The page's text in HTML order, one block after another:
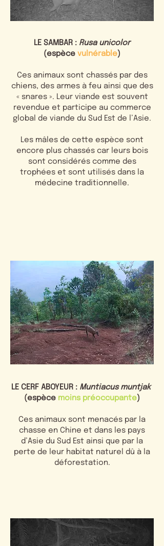
LE SAMBAR : Rusa unicolor
(espèce vulnérable)
Ces animaux sont chassés par des
chiens, des armes à feu ainsi que des
« snares ». Leur viande est souvent
revendue et participe au commerce
global de viande du Sud Est de l’Asie.
Les mâles de cette espèce sont
encore plus chassés car leurs bois
sont considérés comme des
trophées et sont utilisés dans la
médecine traditionnelle.
LE CERF ABOYEUR : Muntiacus muntjak
(espèce moins préoccupante)
Ces animaux sont menacés par la
chasse en Chine et dans les pays
d’Asie du Sud Est ainsi que par la
perte de leur habitat naturel dû à la
déforestation.